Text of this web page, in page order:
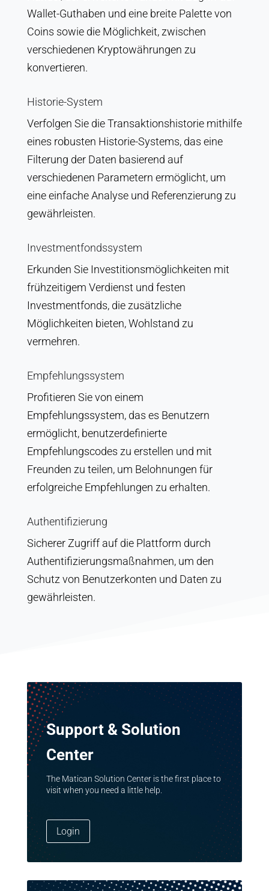
Wallet-Guthaben und eine breite Palette von
Coins sowie die Möglichkeit, zwischen
verschiedenen Kryptowährungen zu
konvertieren.
Historie-System
Verfolgen Sie die Transaktionshistorie mithilfe
eines robusten Historie-Systems, das eine
Filterung der Daten basierend auf
verschiedenen Parametern ermöglicht, um
eine einfache Analyse und Referenzierung zu
gewährleisten.
Investmentfondssystem
Erkunden Sie Investitionsmöglichkeiten mit
frühzeitigem Verdienst und festen
Investmentfonds, die zusätzliche
Möglichkeiten bieten, Wohlstand zu
vermehren.
Empfehlungssystem
Profitieren Sie von einem
Empfehlungssystem, das es Benutzern
ermöglicht, benutzerdefinierte
Empfehlungscodes zu erstellen und mit
Freunden zu teilen, um Belohnungen für
erfolgreiche Empfehlungen zu erhalten.
Authentifizierung
Sicherer Zugriff auf die Plattform durch
Authentifizierungsmaßnahmen, um den
Schutz von Benutzerkonten und Daten zu
gewährleisten.
Support & Solution
Center
The Matican Solution Center is the first place to
visit when you need a little help.
Login